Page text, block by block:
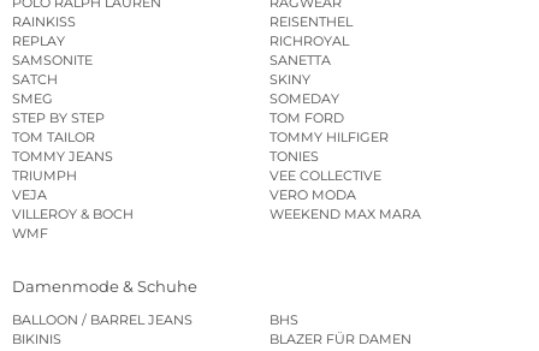
RAINKISS
REISENTHEL
REPLAY
RICHROYAL
SAMSONITE
SANETTA
SATCH
SKINY
SMEG
SOMEDAY
STEP BY STEP
TOM FORD
TOM TAILOR
TOMMY HILFIGER
TOMMY JEANS
TONIES
TRIUMPH
VEE COLLECTIVE
VEJA
VERO MODA
VILLEROY & BOCH
WEEKEND MAX MARA
WMF
Damenmode & Schuhe
BALLOON / BARREL JEANS
BHS
BIKINIS
BLAZER FÜR DAMEN